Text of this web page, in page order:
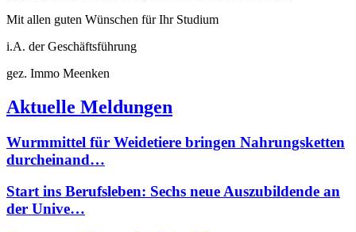
Mit allen guten Wünschen für Ihr Studium
i.A. der Geschäftsführung
gez. Immo Meenken
Aktuelle Meldungen
Wurmmittel für Weidetiere bringen Nahrungsketten
durcheinand…
Start ins Berufsleben: Sechs neue Auszubildende an
der Unive…